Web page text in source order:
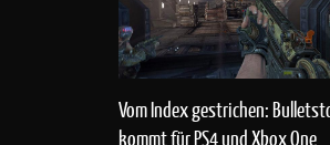
Vom Index gestrichen:
kommt für PS4 und Xbox One